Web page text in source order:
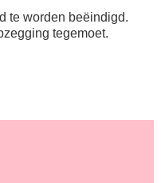
te worden beëindigd.
tegemoet.